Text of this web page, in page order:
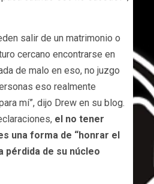
salir de un matrimonio o
cercano encontrarse en
de malo en eso, no juzgo
eso realmente
mí”, dijo Drew en su blog.
el no tener
una forma de “honrar el
pérdida de su núcleo